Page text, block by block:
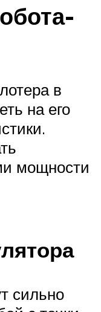
в
на его
мощности
сильно